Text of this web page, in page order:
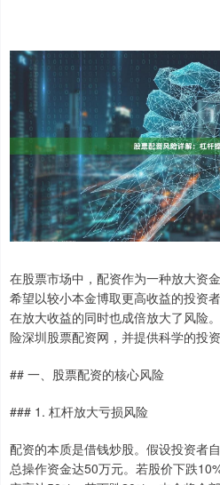
在股票市场中，配资作为一种放大资
希望以较小本金博取更高收益的投资
在放大收益的同时也成倍放大了风险
险深圳股票配资网，并提供科学的投资
## 一、股票配资的核心风险
### 1. 杠杆放大亏损风险
配资的本质是借钱炒股。假设投资者
总操作资金达50万元。若股价下跌